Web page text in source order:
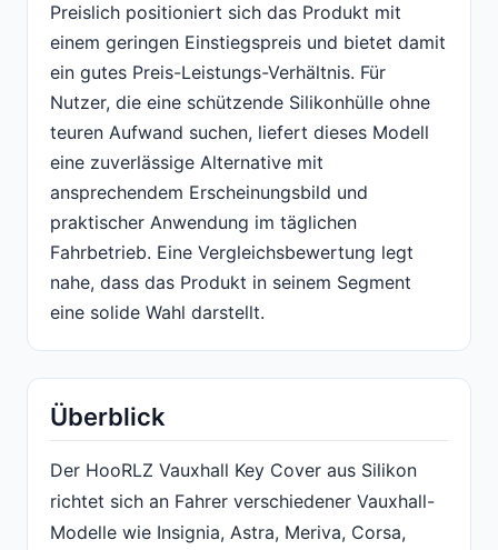
Preislich positioniert sich das Produkt mit
einem geringen Einstiegspreis und bietet damit
ein gutes Preis-Leistungs-Verhältnis. Für
Nutzer, die eine schützende Silikonhülle ohne
teuren Aufwand suchen, liefert dieses Modell
eine zuverlässige Alternative mit
ansprechendem Erscheinungsbild und
praktischer Anwendung im täglichen
Fahrbetrieb. Eine Vergleichsbewertung legt
nahe, dass das Produkt in seinem Segment
eine solide Wahl darstellt.
Überblick
Der HooRLZ Vauxhall Key Cover aus Silikon
richtet sich an Fahrer verschiedener Vauxhall-
Modelle wie Insignia, Astra, Meriva, Corsa,